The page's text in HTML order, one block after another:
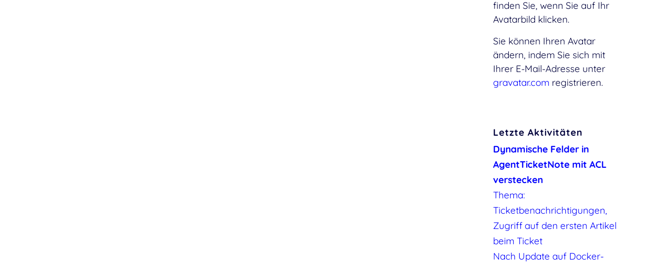
finden Sie, wenn Sie auf Ihr
Avatarbild klicken.
Sie können Ihren Avatar
ändern, indem Sie sich mit
Ihrer E-Mail-Adresse unter
gravatar.com registrieren.
Letzte Aktivitäten
Dynamische Felder in
AgentTicketNote mit ACL
verstecken
Thema:
Ticketbenachrichtigungen,
Zugriff auf den ersten Artikel
beim Ticket
Nach Update auf Docker-